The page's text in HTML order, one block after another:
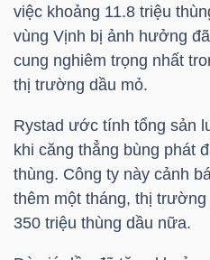
việc khoảng 11.8 triệu
vùng Vịnh bị ảnh hưởng
cung nghiêm trọng nhất
thị trường dầu mỏ.
Rystad ước tính tổng sản
khi căng thẳng bùng phát
thùng. Công ty này cảnh
thêm một tháng, thị
350 triệu thùng dầu nữa.
CÔNG
CỤ
ĐẦU
TRUY
XUẤT